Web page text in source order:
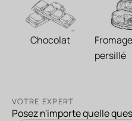
Chocolat
persillé
VOTRE EXPERT
Posez n'importe quelle